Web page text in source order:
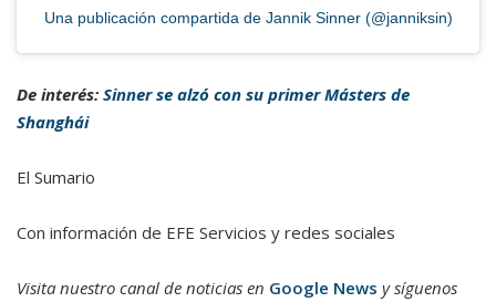
Una publicación compartida de Jannik Sinner (@janniksin)
De interés: Sinner se alzó con su primer Másters de
Shanghái
El Sumario
Con información de EFE Servicios y redes sociales
Visita nuestro canal de noticias en Google News y síguenos